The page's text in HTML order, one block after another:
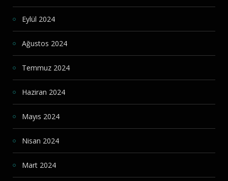
Eylül 2024
Ağustos 2024
Temmuz 2024
Haziran 2024
Mayıs 2024
Nisan 2024
Mart 2024